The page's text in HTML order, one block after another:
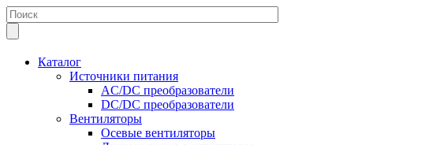
Каталог
Источники питания
AC/DC преобразователи
DC/DC преобразователи
Вентиляторы
Осевые вентиляторы